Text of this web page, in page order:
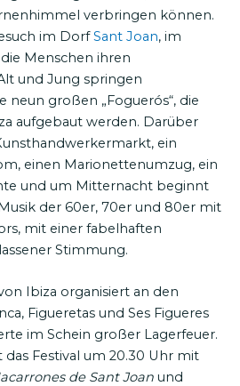
verbringen können.
im DorfSant Joan, im
Menschen ihren
und Jung springen
neun großen „Foguerós“, die
aufgebaut werden. Darüber
ein
einen Marionettenumzug, ein
und um Mitternacht beginnt
der 60er, 70er und 80er mit
mit einer fabelhaften
Stimmung.
Ibiza organisiert an den
Figueretas und Ses Figueres
im Schein großer Lagerfeuer.
Festival um 20.30 Uhr mit
de Sant Joan und